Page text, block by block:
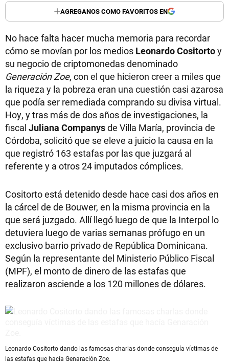
AGREGANOS COMO FAVORITOS EN
No hace falta hacer mucha memoria para recordar
cómo se movían por los medios Leonardo Cositortoy
su negocio de criptomonedas denominado
Generación Zoe, con el que hicieron creer a miles que
la riqueza y la pobreza eran una cuestión casi azarosa
que podía ser remediada comprando su divisa virtual.
Hoy, y tras más de dos años de investigaciones, la
fiscal Juliana Companysde Villa María, provincia de
Córdoba, solicitó que se eleve a juicio la causa en la
que registró 163 estafas por las que juzgará al
referente y a otros 24 imputados cómplices.
Cositorto está detenido desde hace casi dos años en
la cárcel de de Bouwer, en la misma provincia en la
que será juzgado. Allí llegó luego de que la Interpol lo
detuviera luego de varias semanas prófugo en un
exclusivo barrio privado de República Dominicana.
Según la representante del Ministerio Público Fiscal
(MPF), el monto de dinero de las estafas que
realizaron asciende a los 120 millones de dólares.
Leonardo Cositorto dando las famosas charlas donde conseguía víctimas de
las estafas que hacía Genaración Zoe.